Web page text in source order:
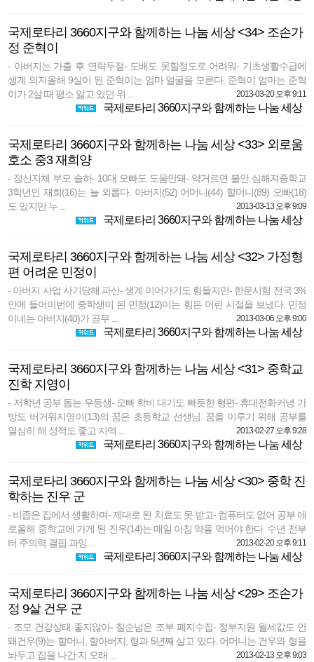
국제로타리 3660지구와 함께하는 나눔 세상 <34> 조손가
정 준혁이
- 아버지는 가출 후 연락두절- 도배도 못할정도로 어려워- 기초생활수급에
생계 의지올해 9살이 된 준혁이는 엄마 얼굴을 모른다. 준혁이 엄마는 준혁
이가 2살 때 평소 앓고 있던 위 ...
2013-03-20 오후 9:11
국제로타리 3660지구와 함께하는 나눔 세상
국제로타리 3660지구와 함께하는 나눔 세상 <33> 외로움
호소 중3 재희양
- 정신지체 부모 슬하- 10대 오빠도 도움안돼- 약거르면 불안 심해져중학교
3학년인 재희(16)는 늘 외롭다. 아버지(52) 어머니(44) 할머니(89) 오빠(18)
도 있지만 누 ...
2013-03-13 오후 9:09
국제로타리 3660지구와 함께하는 나눔 세상
국제로타리 3660지구와 함께하는 나눔 세상 <32> 가정형
편 어려운 민정이
- 아버지 사업 사기당해 파산- 생계 이어가기도 힘들지만- 한문시험 전국 3%
안에 들어이번에 중학생이 된 민정(12)이는 힘든 어린 시절을 보냈다. 민정
이네는 아버지(40)가 공무 ...
2013-03-06 오후 9:00
국제로타리 3660지구와 함께하는 나눔 세상
국제로타리 3660지구와 함께하는 나눔 세상 <31> 중학교
진학 지영이
- 저학년 공부 돕는 우등생- 오빠 학비 대기도 빠듯한 형편- 휴대전화커녕 가
방도 버거워지영이(13)의 꿈은 초등학교 선생님. 꿈을 이루기 위해 공부를
열심히 해 성적도 좋고 지역 ...
2013-02-27 오후 9:28
국제로타리 3660지구와 함께하는 나눔 세상
국제로타리 3660지구와 함께하는 나눔 세상 <30> 중학 진
학하는 진우 군
- 비좁은 집에서 생활하며- 제대로 된 치료도 못 받고- 컴퓨터도 없어 공부 애
로올해 중학교에 가게 된 진우(14)는 매일 아침 약을 먹어야 한다. 수년 전부
터 주의력 결핍 과잉 ...
2013-02-20 오후 9:11
국제로타리 3660지구와 함께하는 나눔 세상
국제로타리 3660지구와 함께하는 나눔 세상 <29> 조손가
정 9살 건우 군
- 조모 건강상태 좋지않아- 칠순넘은 조부 폐지수집- 정부지원 월세값도 안
돼건우(9)는 할머니, 할아버지, 형과 5년째 살고 있다. 어머니는 건우와 형을
놔두고 집을 나간 지 오래 ...
2013-02-13 오후 9:03